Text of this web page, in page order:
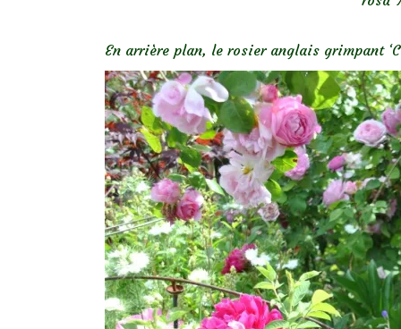
En arrière plan, le rosier anglais grimpant